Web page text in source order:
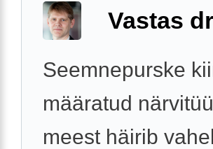
Vastas
Seemnepurske
määratud
meest häirib